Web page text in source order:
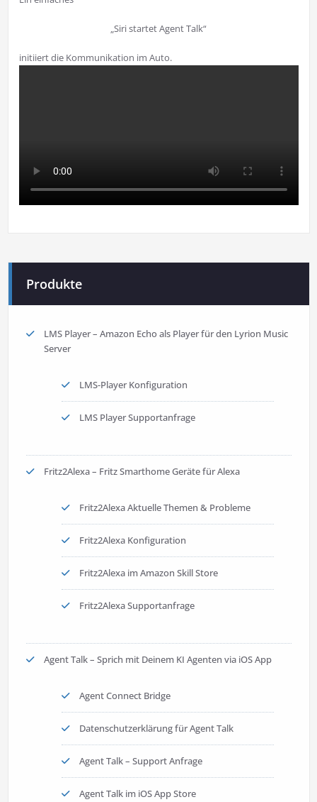
„Siri startet Agent Talk“
initiiert die Kommunikation im Auto.
Produkte
LMS Player – Amazon Echo als Player für den Lyrion Music
Server
LMS-Player Konfiguration
LMS Player Supportanfrage
Fritz2Alexa – Fritz Smarthome Geräte für Alexa
Fritz2Alexa Aktuelle Themen & Probleme
Fritz2Alexa Konfiguration
Fritz2Alexa im Amazon Skill Store
Fritz2Alexa Supportanfrage
Agent Talk – Sprich mit Deinem KI Agenten via iOS App
Agent Connect Bridge
Datenschutzerklärung für Agent Talk
Agent Talk – Support Anfrage
Agent Talk im iOS App Store